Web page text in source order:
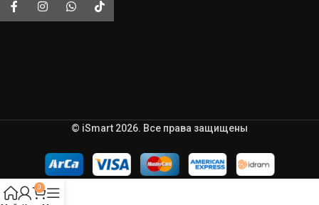
© iSmart 2026. Все права защищены
0